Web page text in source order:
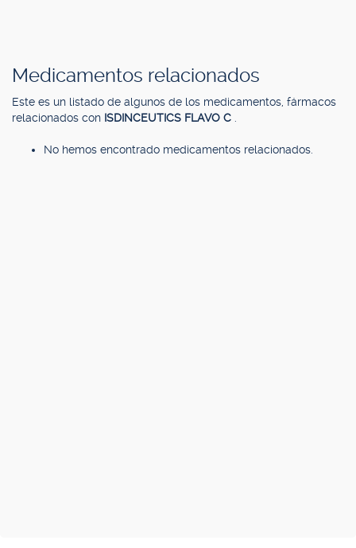
Medicamentos relacionados
Este es un listado de algunos de los medicamentos, fármacos
relacionados con ISDINCEUTICS FLAVO C
No hemos encontrado medicamentos relacionados.